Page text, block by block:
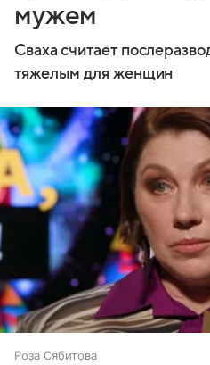
мужем
Сваха считает
тяжелым для женщин
Роза Сябитова